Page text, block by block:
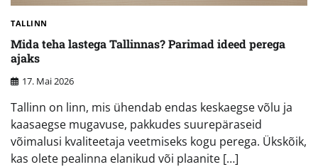
TALLINN
Mida teha lastega Tallinnas? Parimad ideed perega
ajaks
17. Mai 2026
Tallinn on linn, mis ühendab endas keskaegse võlu ja
kaasaegse mugavuse, pakkudes suurepäraseid
võimalusi kvaliteetaja veetmiseks kogu perega. Ükskõik,
kas olete pealinna elanikud või plaanite […]